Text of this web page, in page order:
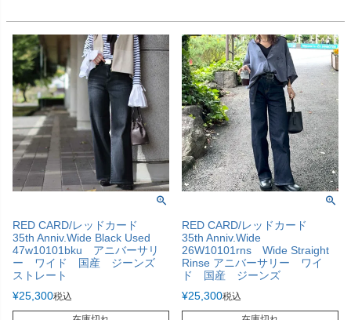
RED CARD/レッドカード
35th Anniv.Wide Black Used
47w10101bku アニバーサリ
ー ワイド 国産 ジーンズ
ストレート
¥25,300税込
RED CARD/レッドカード
35th Anniv.Wide
26W10101rns Wide Straight
Rinse アニバーサリー ワイ
ド 国産 ジーンズ
¥25,300税込